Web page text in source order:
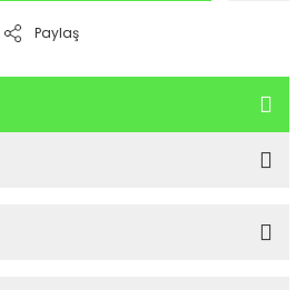
Paylaş